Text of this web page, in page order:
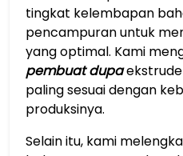
tingkat kelembapan
pencampuran untuk
yang optimal. Kami
pembuat dupa
paling sesuai dengan
produksinya.
Selain itu, kami